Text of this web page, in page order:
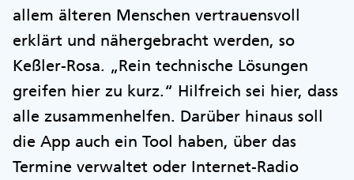
allem älteren Menschen vertrauensvoll
erklärt und nähergebracht werden, so
Keßler-Rosa. „Rein technische Lösungen
greifen hier zu kurz.“ Hilfreich sei hier, dass
alle zusammenhelfen. Darüber hinaus soll
die App auch ein Tool haben, über das
Termine verwaltet oder Internet-Radio